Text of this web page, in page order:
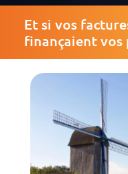
Et si vos
finançaient vos